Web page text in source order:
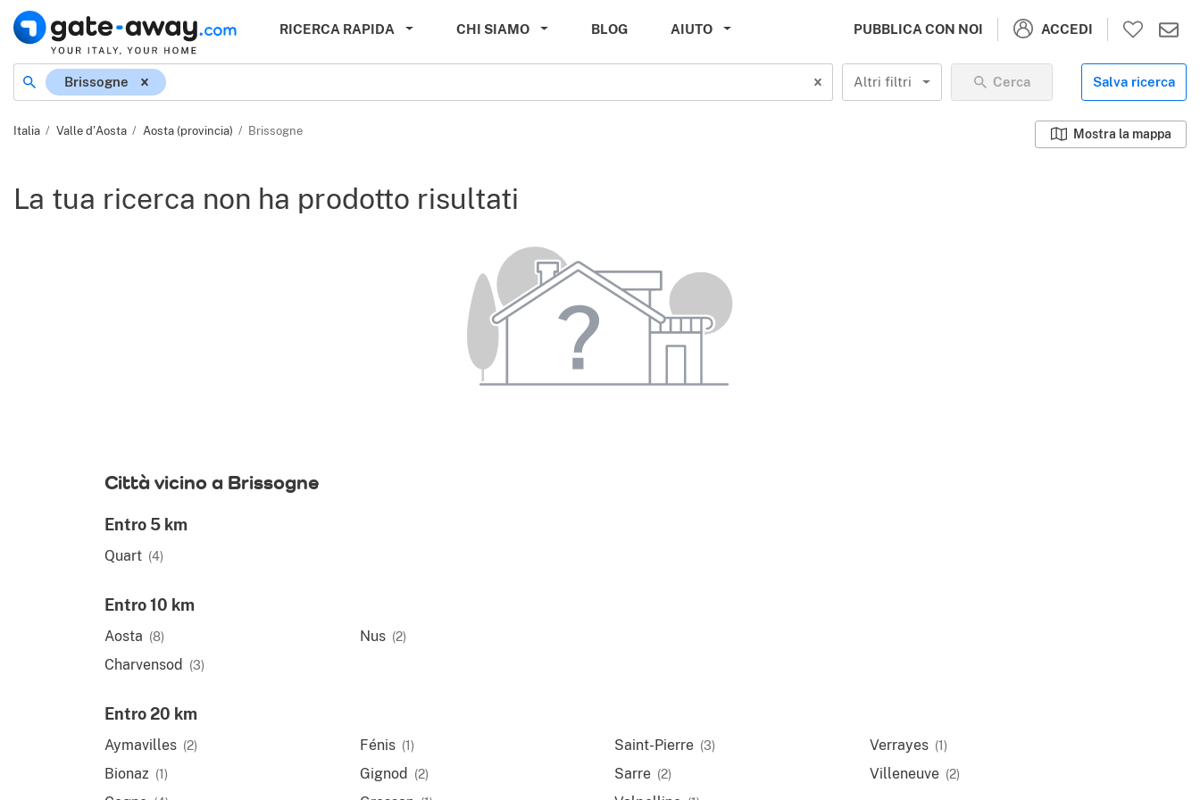
RICERCA RAPIDA CHI SIAMO BLOG AIUTO PUBBLICA CON NOI ACCEDI
Località
Brissogne Altri filtri Cerca Salva ricerca
Italia Valle d'Aosta Aosta (provincia) Brissogne Mostra la mappa
La tua ricerca non ha prodotto risultati
Città vicino a Brissogne
Entro 5 km
Quart (4)
Entro 10 km
Aosta (8)
Charvensod (3)
Nus (2)
Entro 20 km
Aymavilles (2)
Bionaz (1)
Fénis (1)
Gignod (2)
Saint-Pierre (3)
Sarre (2)
Verrayes (1)
Villeneuve (2)